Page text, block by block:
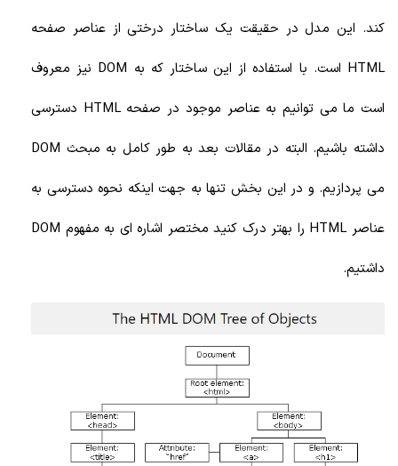
کند. این مدل در حقیقت یک ساختار درختی از عناصر صفحه
HTML است. با استفاده از این ساختار که به DOM نیز معروف
است ما می توانیم به عناصر موجود در صفحه HTML دسترسی
داشته باشیم. البته در مقالات بعد به طور کامل به مبحث DOM
می پردازیم. و در این بخش تنها به جهت اینکه نحوه دسترسی به
عناصر HTML را بهتر درک کنید مختصر اشاره ای به مفهوم DOM
داشتیم.